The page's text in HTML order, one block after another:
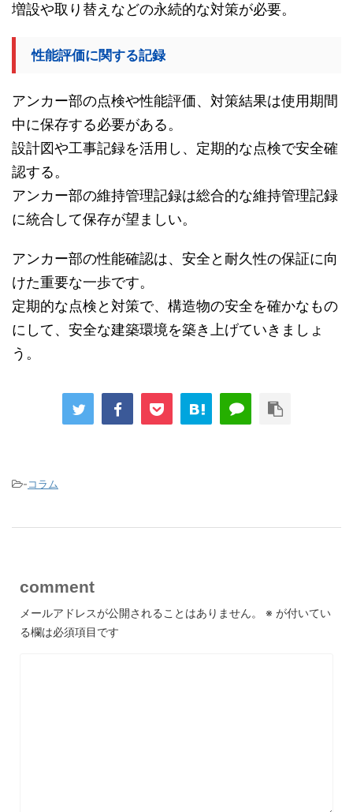
増設や取り替えなどの永続的な対策が必要。
性能評価に関する記録
アンカー部の点検や性能評価、対策結果は使用期間
中に保存する必要がある。
設計図や工事記録を活用し、定期的な点検で安全確
認する。
アンカー部の維持管理記録は総合的な維持管理記録
に統合して保存が望ましい。
アンカー部の性能確認は、安全と耐久性の保証に向
けた重要な一歩です。
定期的な点検と対策で、構造物の安全を確かなもの
にして、安全な建築環境を築き上げていきましょ
う。
-コラム
comment
メールアドレスが公開されることはありません。 ※ が付いてい
る欄は必須項目です